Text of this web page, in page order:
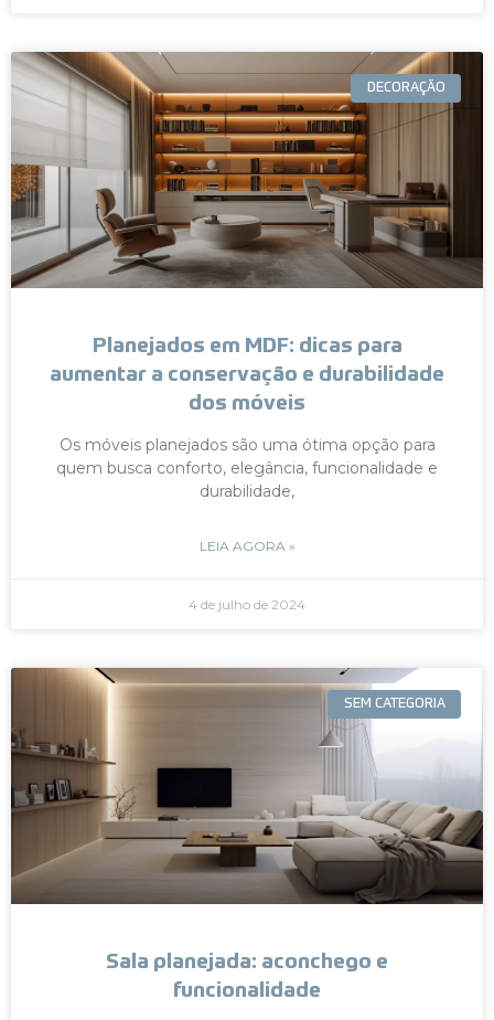
DECORAÇÃO
Planejados em MDF: dicas para
aumentar a conservação e durabilidade
dos móveis
Os móveis planejados são uma ótima opção para
quem busca conforto, elegância, funcionalidade e
durabilidade,
LEIA AGORA »
4 de julho de 2024
SEM CATEGORIA
Sala planejada: aconchego e
funcionalidade